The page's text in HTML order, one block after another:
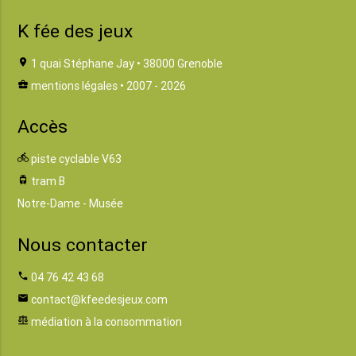
K fée des jeux
location_on 1 quai Stéphane Jay • 38000 Grenoble
business_center mentions légales • 2007 - 2026
Accès
directions_bike piste cyclable V63
tram tram B
Notre-Dame - Musée
Nous contacter
phone 04 76 42 43 68
email contact@kfeedesjeux.com
balance médiation à la consommation